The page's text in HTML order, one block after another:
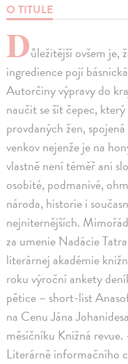
O TITULE
Důležitější ovšem je,
ingredience pojí
Autorčiny výpravy do
naučit se šít čepec,
provdaných žen,
venkov nejenže je na
vlastně není téměř ani
osobité, podmanivé,
národa, historie i
nejniternějších.
za umenie Nadácie
literárnej akadémie
roku výroční ankety
pětice – short-list
na Cenu Jána
měsíčníku Knižná
Literárně informačního